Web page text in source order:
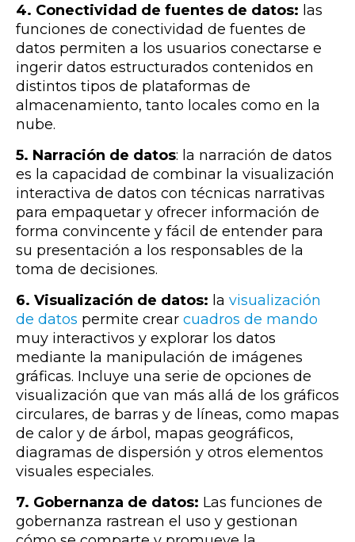
4. Conectividad de fuentes de datos: las
funciones de conectividad de fuentes de
datos permiten a los usuarios conectarse e
ingerir datos estructurados contenidos en
distintos tipos de plataformas de
almacenamiento, tanto locales como en la
nube.
5. Narración de datos: la narración de datos
es la capacidad de combinar la visualización
interactiva de datos con técnicas narrativas
para empaquetar y ofrecer información de
forma convincente y fácil de entender para
su presentación a los responsables de la
toma de decisiones.
6. Visualización de datos: la visualización
de datos permite crear cuadros de mando
muy interactivos y explorar los datos
mediante la manipulación de imágenes
gráficas. Incluye una serie de opciones de
visualización que van más allá de los gráficos
circulares, de barras y de líneas, como mapas
de calor y de árbol, mapas geográficos,
diagramas de dispersión y otros elementos
visuales especiales.
7. Gobernanza de datos: Las funciones de
gobernanza rastrean el uso y gestionan